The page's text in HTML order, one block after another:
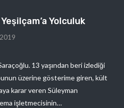
Yolculuk
13 yaşından beri izlediği
üzerine gösterime giren, kült
karar veren Süleyman
işletmecisinin…